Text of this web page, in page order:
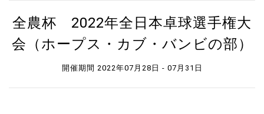
全農杯 2022年全日本卓球選手権大
会（ホープス・カブ・バンビの部）
開催期間 2022年07月28日 - 07月31日